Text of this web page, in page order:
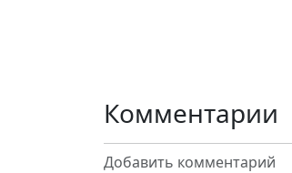
Комментарии
Добавить комментарий